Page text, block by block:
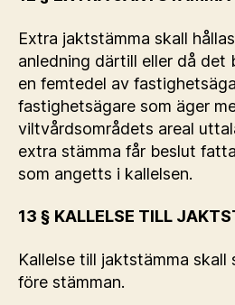
Extra jaktstämma skall
anledning därtill eller då det
en femtedel av
fastighetsägare som äger
viltvårdsområdets areal
extra stämma får beslut
som angetts i kallelsen.
13 § KALLELSE TILL
Kallelse till jaktstämma skall
före stämman.